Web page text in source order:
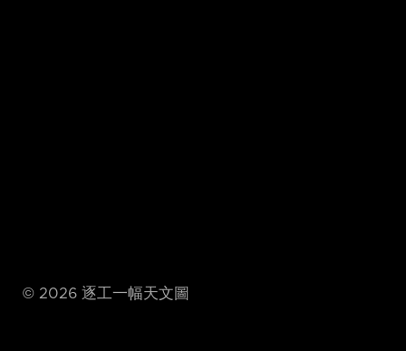
© 2026 逐工一幅天文圖